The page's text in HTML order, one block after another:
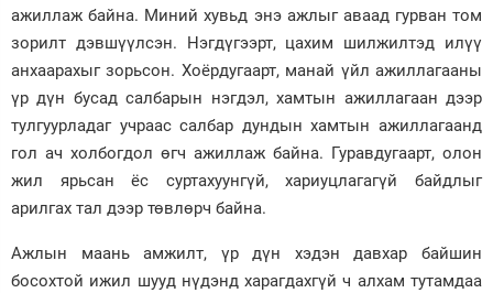
ажиллаж байна. Миний хувьд энэ ажлыг аваад гурван том
зорилт дэвшүүлсэн. Нэгдүгээрт, цахим шилжилтэд илүү
анхаарахыг зорьсон. Хоёрдугаарт, манай үйл ажиллагааны
үр дүн бусад салбарын нэгдэл, хамтын ажиллагаан дээр
тулгуурладаг учраас салбар дундын хамтын ажиллагаанд
гол ач холбогдол өгч ажиллаж байна. Гуравдугаарт, олон
жил ярьсан ёс суртахуунгүй, хариуцлагагүй байдлыг
арилгах тал дээр төвлөрч байна.
Ажлын маань амжилт, үр дүн хэдэн давхар байшин
босохтой ижил шууд нүдэнд харагдахгүй ч алхам тутамдаа